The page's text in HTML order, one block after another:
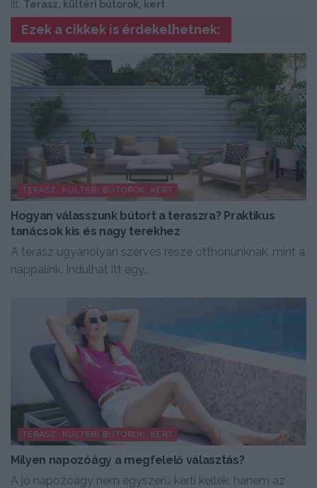
Itt: Terasz, kültéri bútorok, kert
Ezek a cikkek is érdekelhetnek:
TERASZ, KÜLTÉRI BÚTOROK, KERT
Hogyan válasszunk bútort a teraszra? Praktikus
tanácsok kis és nagy terekhez
A terasz ugyanolyan szerves része otthonunknak, mint a
nappalink. Indulhat itt egy...
TERASZ, KÜLTÉRI BÚTOROK, KERT
Milyen napozóágy a megfelelő választás?
A jó napozóágy nem egyszerű kerti kellék, hanem az